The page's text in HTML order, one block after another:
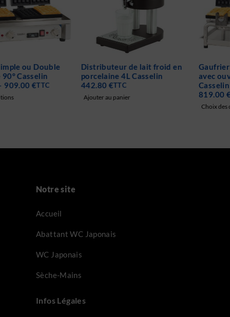
Distributeur de lait froid en
porcelaine 4L Casselin
442.80 €TTC
Ajouter au panier
Gaufrier Simple ou Double
avec ouverture 180°
Casselin
819.00
€TTC
Notre site
Accueil
Abattant WC Japonais
WC Japonais
Sèche-Mains
Infos Légales